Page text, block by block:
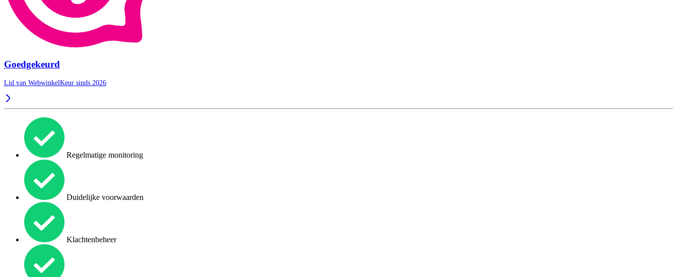
Goedgekeurd
Lid van WebwinkelKeur sinds 2026
Regelmatige monitoring
Duidelijke voorwaarden
Klachtenbeheer